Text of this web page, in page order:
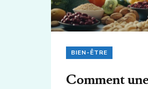
BIEN-ÊTRE
Comment